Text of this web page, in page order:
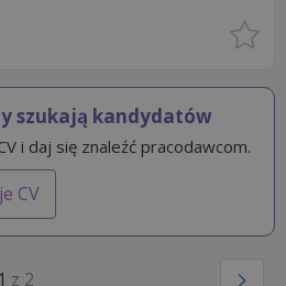
szukają kandydatów
i daj się znaleźć pracodawcom.
CV
1 z 2